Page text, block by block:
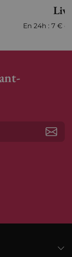
En 24h : 7 €